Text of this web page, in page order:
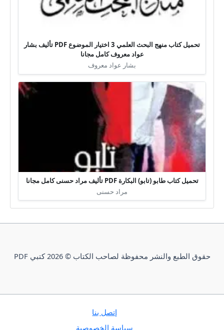
تحميل كتاب منهج البحث العلمي 3 اختيار الموضوع PDF تأليف بشار
عواد معروف كامل مجانا
بشار عواد معروف
تحميل كتاب طابو (تابو) البكارة PDF تأليف مراد حسنى كامل مجانا
مراد حسنى
حقوق الطبع والنشر محفوظة لصاحب الكتاب © 2026 كتبي PDF
إتصل بنا
سياسة الخصوصية